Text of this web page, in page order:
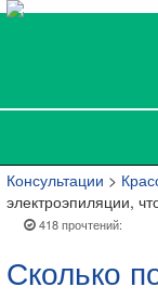
Консультации >
электроэпиляции,
418 прочтений:
Сколько